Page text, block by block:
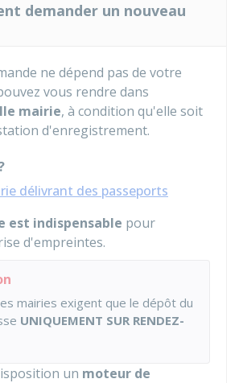
demander un nouveau
ne dépend pas de votre
vous rendre dans
mairie, à condition qu'elle soit
d'enregistrement.
délivrant des passeports
est indispensable pour
d'empreintes.
mairies exigent que le dépôt du
UNIQUEMENT SUR RENDEZ-
un moteur de